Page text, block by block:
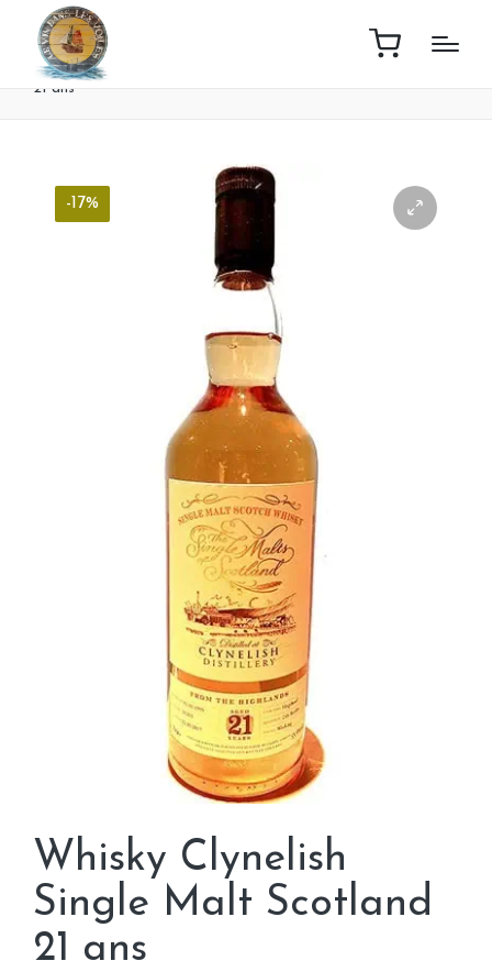
Home Boutique
Whisky Clynelish Single Malt Scotland
21 ans
-17%
Whisky Clynelish
Single Malt Scotland
21 ans